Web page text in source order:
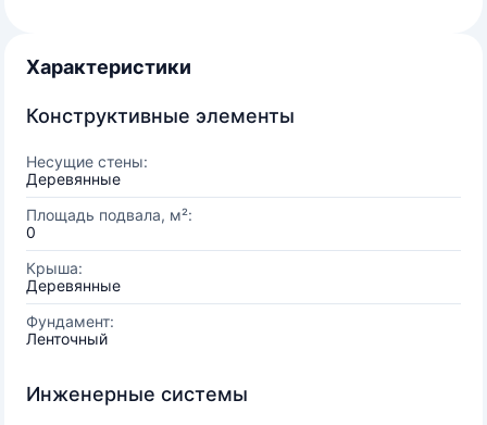
Характеристики
Конструктивные элементы
Несущие стены:
Деревянные
Площадь подвала, м²:
0
Крыша:
Деревянные
Фундамент:
Ленточный
Инженерные системы